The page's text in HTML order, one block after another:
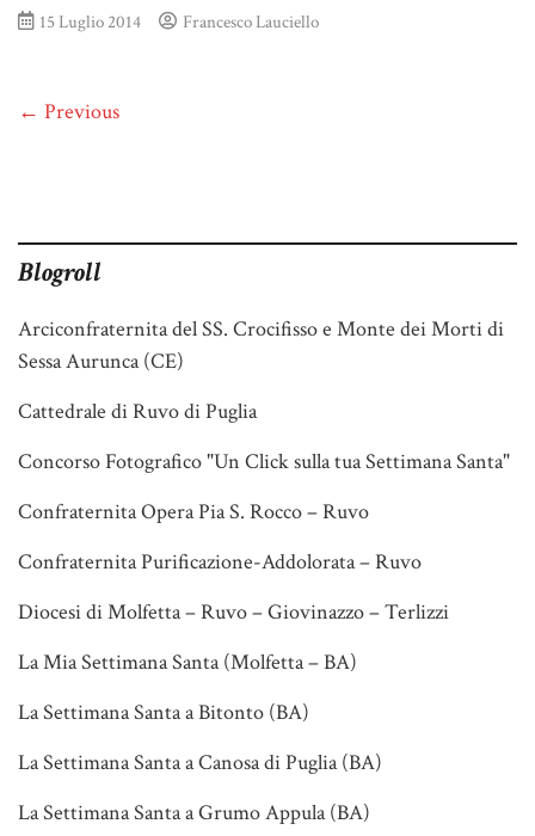
15 Luglio 2014 Francesco Lauciello
← Previous
Blogroll
Arciconfraternita del SS. Crocifisso e Monte dei Morti di
Sessa Aurunca (CE)
Cattedrale di Ruvo di Puglia
Concorso Fotografico "Un Click sulla tua Settimana Santa"
Confraternita Opera Pia S. Rocco – Ruvo
Confraternita Purificazione-Addolorata – Ruvo
Diocesi di Molfetta – Ruvo – Giovinazzo – Terlizzi
La Mia Settimana Santa (Molfetta – BA)
La Settimana Santa a Bitonto (BA)
La Settimana Santa a Canosa di Puglia (BA)
La Settimana Santa a Grumo Appula (BA)